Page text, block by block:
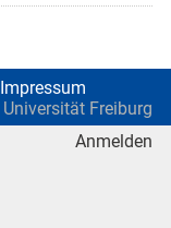
Impressum
Universität Freiburg
Anmelden